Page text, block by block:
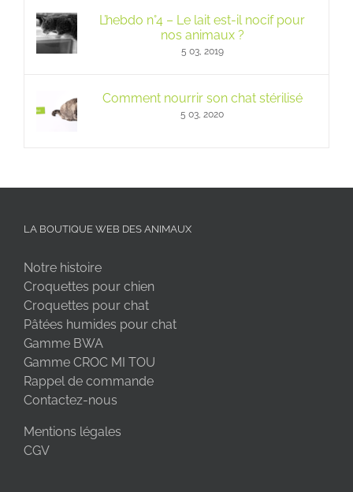
L’hebdo n°4 – Le lait est-il nocif pour
nos animaux ?
5 03, 2019
Comment nourrir son chat stérilisé
5 03, 2020
LA BOUTIQUE WEB DES ANIMAUX
Notre histoire
Croquettes pour chien
Croquettes pour chat
Pâtées humides pour chat
Gamme BWA
Gamme CROC MI TOU
Rappel de commande
Contactez-nous
Mentions légales
CGV